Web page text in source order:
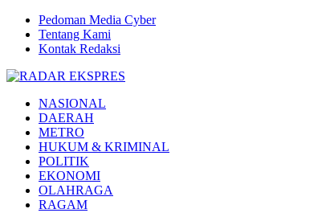
Pedoman Media Cyber
Tentang Kami
Kontak Redaksi
NASIONAL
DAERAH
METRO
HUKUM & KRIMINAL
POLITIK
EKONOMI
OLAHRAGA
RAGAM